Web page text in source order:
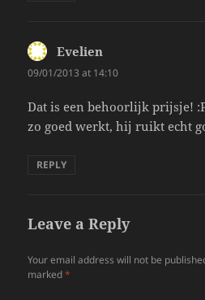
Evelien
09/01/2013 at 14:10
Dat is een behoorlijk prijsje!
zo goed werkt, hij ruikt echt
REPLY
Leave a Reply
Your email address will not be
marked*